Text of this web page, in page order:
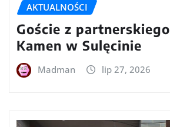
AKTUALNOŚCI
Goście z
Kamen w Sulęcinie
Madman lip 27, 2026